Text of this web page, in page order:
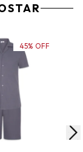
CARRINHO
45% OFF